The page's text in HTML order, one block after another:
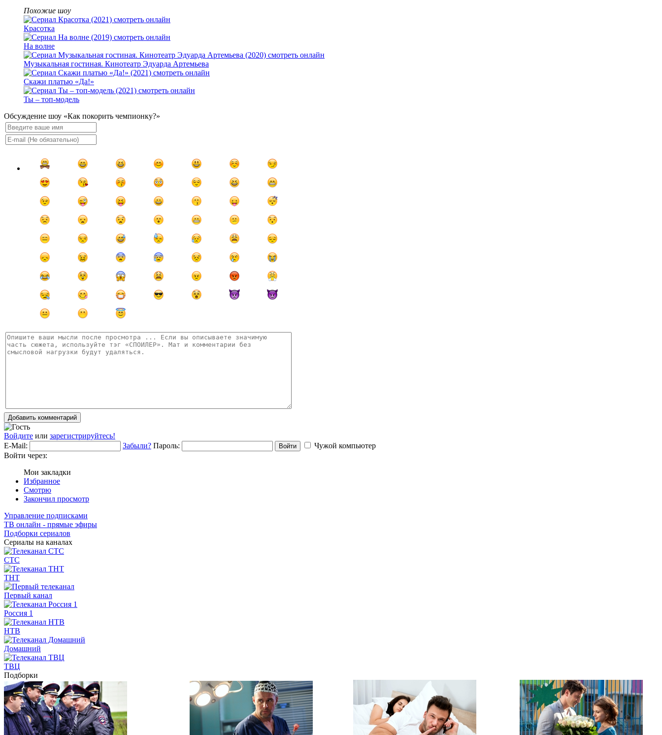
Похожие шоу
Красотка
На волне
Музыкальная гостиная. Кинотеатр Эдуарда Артемьева
Скажи платью «Да!»
Ты – топ-модель
Обсуждение шоу «Как покорить чемпионку?»
Добавить комментарий
Войдите или зарегистрируйтесь!
E-Mail:
Забыли? Пароль: Войти
Чужой компьютер
Войти через:
Мои закладки
Избранное
Смотрю
Закончил просмотр
Управление подписками
ТВ онлайн - прямые эфиры
Подборки сериалов
Сериалы на каналах
СТС
ТНТ
Первый канал
Россия 1
НТВ
Домашний
ТВЦ
Подборки